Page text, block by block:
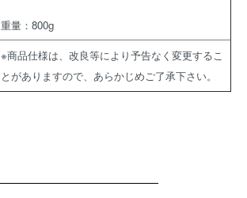
重量：800g
※商品仕様は、改良等により予告なく変更するこ
とがありますので、あらかじめご了承下さい。